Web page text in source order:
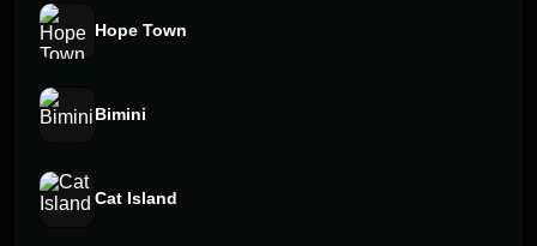
Hope Town
Bimini
Cat Island